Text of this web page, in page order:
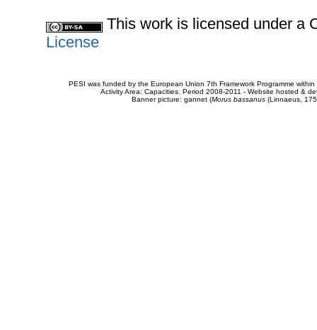
This work is licensed under a
License
PESI was funded by the European Union 7th Framework Programme
Activity Area: Capacities. Period 2008-2011 - Website hosted &
Banner picture: gannet (Morus bassanus(Linnaeus,